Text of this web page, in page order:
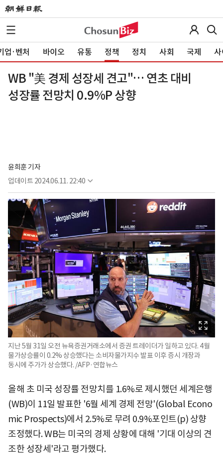
업·벤처 바이오 유통 정책 정치 사회 국제 사
WB "美 경제 성장세 견고"… 연초 대비
성장률 전망치 0.9%P 상향
윤희훈 기자
업데이트 2024.06.11. 22:40
지난 5월 31일 오전 뉴욕증권거래소에서 증권 트레이더가 일하고 있다. 4월
물가상승률이 0.2% 상승했다는 소비자물가지수 발표 이후 증시 개장과
동시에 주가가 상승했다. /AFP·연합뉴스
올해 초 미국 성장률 전망치를 1.6%로 제시했던 세계은행
(WB)이 11일 발표한 '6월 세계 경제 전망'(Global Econo
mic Prospects)에서 2.5%로 무려 0.9%포인트(p) 상향
조정했다. WB는 미국의 경제 상황에 대해 '기대 이상의 견
조한 성장세'라고 평가했다.